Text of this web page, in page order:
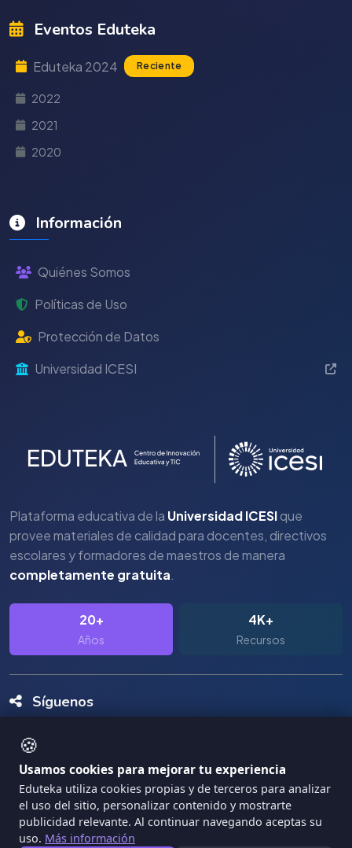
🍪
Usamos cookies para mejorar tu experiencia
Eduteka utiliza cookies propias y de terceros para analizar
el uso del sitio, personalizar contenido y mostrarte
publicidad relevante. Al continuar navegando aceptas su
uso. Más información
Eventos Eduteka
Eduteka 2024 Reciente
2022
2021
2020
Información
Quiénes Somos
Políticas de Uso
Protección de Datos
Universidad ICESI
Plataforma educativa de la Universidad ICESIque
provee materiales de calidad para docentes, directivos
escolares y formadores de maestros de manera
completamente gratuita.
20+
Años
4K+
Recursos
Síguenos
Copyright Eduteka 2001-2026 - Universidad ICESI
Términos de Servicio